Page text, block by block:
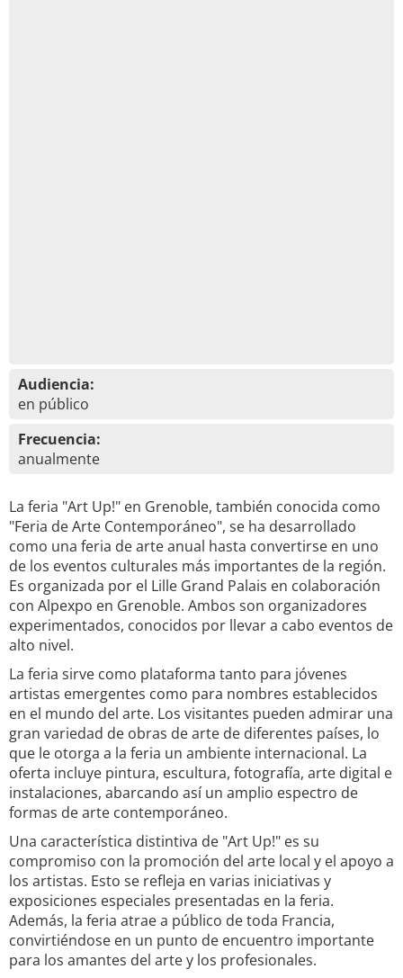
Audiencia:
en público
Frecuencia:
anualmente
La feria "Art Up!" en Grenoble, también conocida como
"Feria de Arte Contemporáneo", se ha desarrollado
como una feria de arte anual hasta convertirse en uno
de los eventos culturales más importantes de la región.
Es organizada por el Lille Grand Palais en colaboración
con Alpexpo en Grenoble. Ambos son organizadores
experimentados, conocidos por llevar a cabo eventos de
alto nivel.
La feria sirve como plataforma tanto para jóvenes
artistas emergentes como para nombres establecidos
en el mundo del arte. Los visitantes pueden admirar una
gran variedad de obras de arte de diferentes países, lo
que le otorga a la feria un ambiente internacional. La
oferta incluye pintura, escultura, fotografía, arte digital e
instalaciones, abarcando así un amplio espectro de
formas de arte contemporáneo.
Una característica distintiva de "Art Up!" es su
compromiso con la promoción del arte local y el apoyo a
los artistas. Esto se refleja en varias iniciativas y
exposiciones especiales presentadas en la feria.
Además, la feria atrae a público de toda Francia,
convirtiéndose en un punto de encuentro importante
para los amantes del arte y los profesionales.